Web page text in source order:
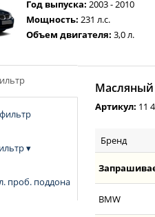
Год выпуска: 2003 - 2010
Мощность: 231 л.с.
Объем двигателя: 3,0 л.
▾
проб. поддона
Масляный
Артикул: 11
Бренд
BMW